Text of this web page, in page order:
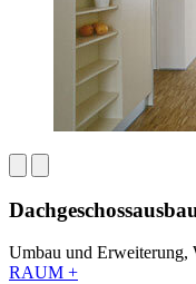
Umbau und Erweiterung,
RAUM +